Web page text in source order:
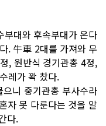
부대와 후속부대가 온다
. 牛車 2대를 가져와 무
, 원반식 경기관총 4정,
레가 꽉 찼다.
니 중기관총 부사수라
자 못 다룬다는 것을 알
다.